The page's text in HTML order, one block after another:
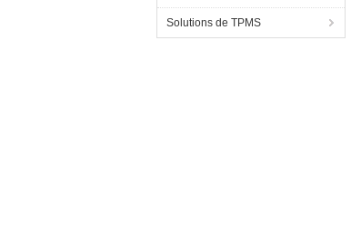
Solutions de TPMS